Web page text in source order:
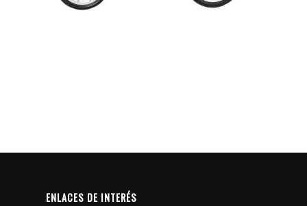
ENLACES DE INTERÉS